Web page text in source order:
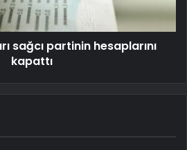
sağcı partinin hesaplarını
kapattı